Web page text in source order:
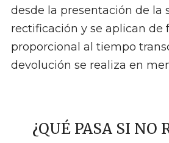
desde la presentación de la
rectificación y se aplican de
proporcional al tiempo
devolución se realiza en
¿QUÉ PASA SI NO